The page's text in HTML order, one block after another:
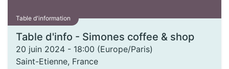
Table d'information
Table d'info - Simones coffee & shop
20 juin 2024 - 18:00 (Europe/Paris)
Saint-Etienne, France